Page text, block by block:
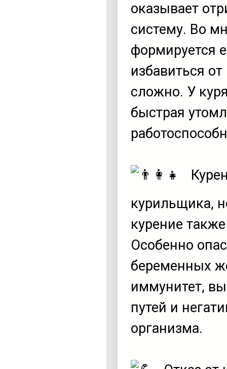
оказывает
систему. Во
формируется
избавиться
сложно. У
быстрая
курильщика,
курение
Особенно
беременных
иммунитет,
путей и
организма.